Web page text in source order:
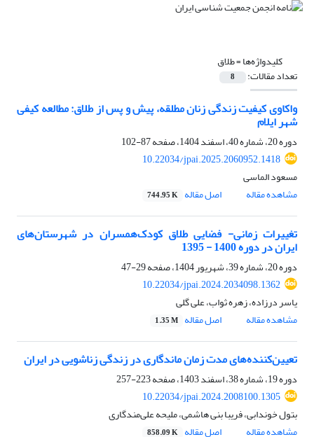
کلیدواژه‌ها =طلاق
تعداد مقالات: 8
واکاوی کیفیت زندگی زنان مطلقه، پیش و پس از طلاق: مطالعه کیفی
شهر ایلام
دوره 20، شماره 40، اسفند 1404، صفحه
87-102
10.22034/jpai.2025.2060952.1418
مسعود الماسی
مشاهده مقاله
اصل مقاله 744.95 K
تغییرات زمانی- فضایی طلاق کودک‌همسران در شهرستان‌های
ایران در دوره 1400 - 1395
دوره 20، شماره 39، شهریور 1404، صفحه
29-47
10.22034/jpai.2024.2034098.1362
یاسر درزاده، زهره ثواب، علی گلی
مشاهده مقاله
اصل مقاله 1.35 M
تعیین‌کننده‌های مدت زمان ماندگاری در زندگی زناشویی در ایران
دوره 19، شماره 38، اسفند 1403، صفحه
223-257
10.22034/jpai.2024.2008100.1305
بتول خوندابی، فریبا بنی هاشمی، ملیحه علی‌مندگاری
مشاهده مقاله
اصل مقاله 858.09 K